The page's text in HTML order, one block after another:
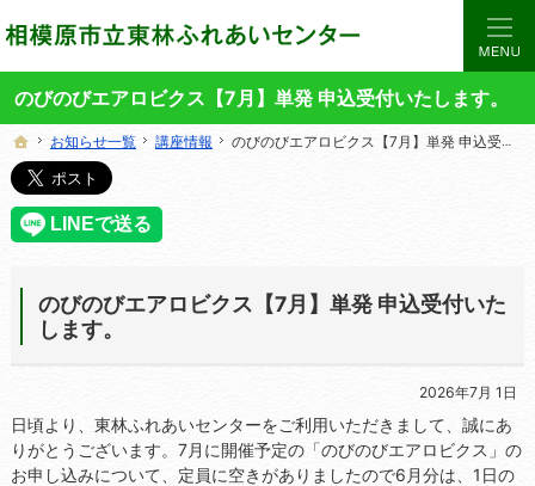
のびのびエアロビクス【7月】単発 申込受付いたします。
ホーム
お知らせ一覧 講座情報 のびのびエアロビクス【7月】単発 申込受付いたします。
のびのびエアロビクス【7月】単発 申込受付いた
します。
2026年7月 1日
日頃より、東林ふれあいセンターをご利用いただきまして、誠にあ
りがとうございます。7月に開催予定の「のびのびエアロビクス」の
お申し込みについて、定員に空きがありましたので6月分は、1日の
ホーム
お知らせ一覧 講座情報 のびのびエアロビクス【7月】単発 申込受付いたします。